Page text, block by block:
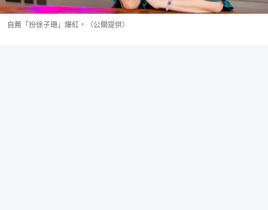
自薦「扮徐子珊」爆紅。（公關提供）